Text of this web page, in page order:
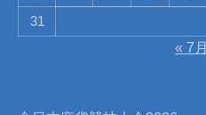
31
« 7月